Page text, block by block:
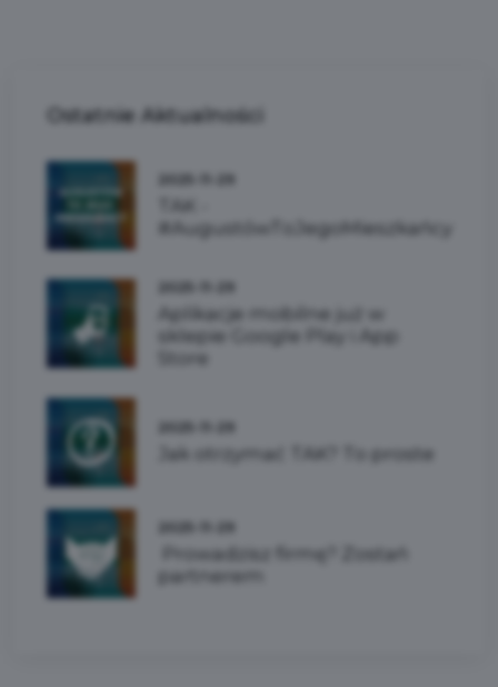
Ostatnie Aktualności
#AugustówToJegoMieszkańcy
Aplikacje mobilne już w
sklepie Google Play i App
Store
Jak otrzymać TAK? To proste
Prowadzisz firmę? Zostań
partnerem